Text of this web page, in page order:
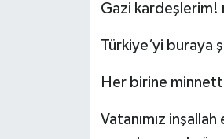
Gazi kardeşlerim!
Türkiye’yi buraya
Her birine
Vatanımız